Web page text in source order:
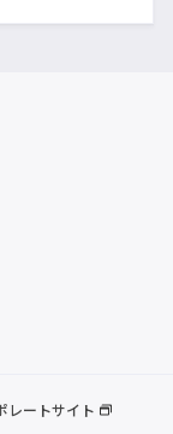
レートサイト